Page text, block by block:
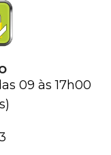
09 às 17h00